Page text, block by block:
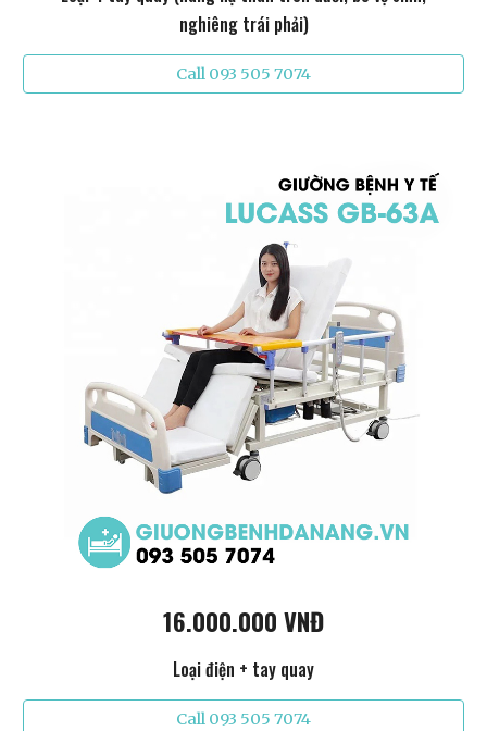
nghiêng trái phải)
Call 093 505 7074
16.000.000 VNĐ
Loại điện + tay quay
Call 093 505 7074